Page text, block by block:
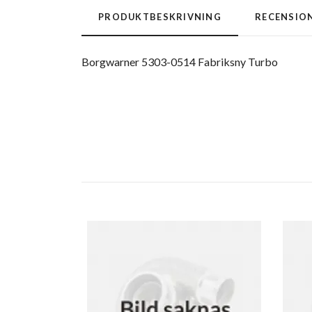
PRODUKTBESKRIVNING
Borgwarner 5303-0514 Fabriksny Turbo